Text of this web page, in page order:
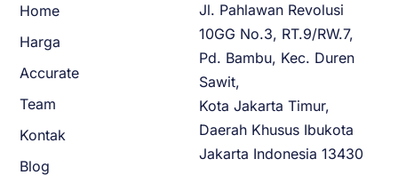
Home
Harga
Accurate
Team
Kontak
Blog
Jl. Pahlawan Revolusi
10GG No.3, RT.9/RW.7,
Pd. Bambu, Kec. Duren
Sawit,
Kota Jakarta Timur,
Daerah Khusus Ibukota
Jakarta Indonesia 13430